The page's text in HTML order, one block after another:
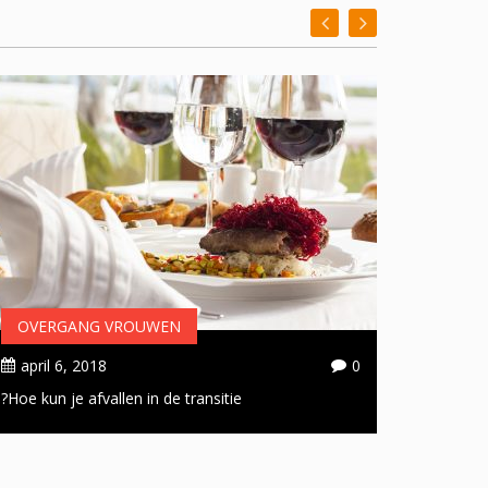
OVERGANG VROUWEN
april 6, 2018
0
Hoe kun je afvallen in de transitie?